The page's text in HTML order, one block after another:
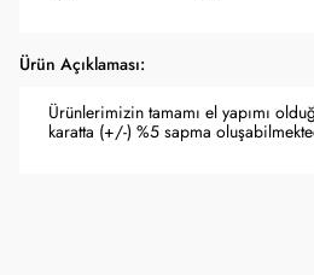
Ürün Açıklaması:
Ürünlerimizin tamamı el yapımı
karatta (+/-) %5 sapma